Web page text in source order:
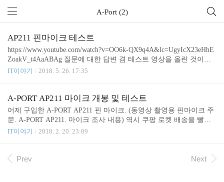
A-Port (2)
AP211 핀마이크 테스트
https://www.youtube.com/watch?v=OO6k-QX9q4A&lc=UgyIcX23eHhE
ZoakV_t4AaABAg 질문에 대한 답변 겸 테스트 영상을 올린 것이다.
인터뷰 할 때 두 사람 목소리가 잘 녹음 될까가 질문인데 참고가 되
녹음하기 - 다만 주고 받기 번거로움 마이크 하나로 적당한 음질로
녹음하기 - 마이크가 좋지 않으면 음질이 떨어 질 수 있음 정도 순서
가 될 것 같다. 가벼운 인터뷰 인지 좀 디테일한 인터뷰인지, 실외인
지 실내인지 등에 따라 달라 질 수 있을 것 같은데 좀 더 경험이 쌓이
면 정리 해 보아야 겠다.
IT이야기 2018. 5. 26. 17:35
A-PORT AP211 마이크 개봉 및 테스트
어제 구입한 A-PORT AP211 핀 마이크. (동영상 촬영용 핀마이크 주
문. A-PORT AP211. 마이크 조사 내용) 역시 쿠팡 로켓 배송을 빨랐
다. 바로 테스트 해 보았다. 맥북에 연결하니 내장 스피커가 비활성
IT이야기 2018. 2. 20. 23:09
Prev Next